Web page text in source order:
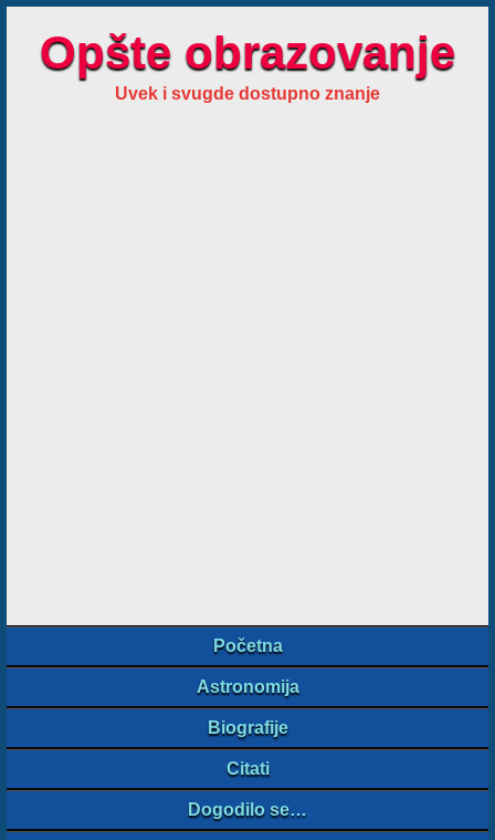
Opšte obrazovanje
Uvek i svugde dostupno znanje
Početna
Astronomija
Biografije
Citati
Dogodilo se…